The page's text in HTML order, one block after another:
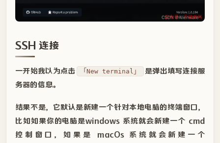
SSH 连接
一开始我以为点击 「New terminal」
是弹出填写连接服
务器的信息。
结果不是，它默认是新建一个针对本地电脑的终端窗口，
比如如果你的电脑是windows 系统就会新建一个 cmd
控制窗口，如果是 macOs 系统就会新建一个